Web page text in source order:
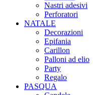
Nastri adesivi
Perforatori
NATALE
Decorazioni
Epifania
Carillon
Palloni ad elio
Party
Regalo
PASQUA